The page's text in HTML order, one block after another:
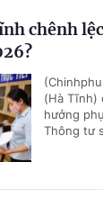
chênh
(Hà Tĩnh)
hưởng
Thông tư